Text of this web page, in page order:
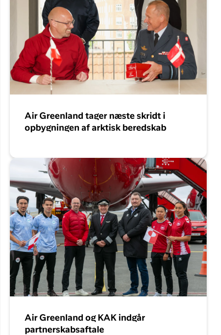
Air Greenland tager næste skridt i
opbygningen af arktisk beredskab
Air Greenland og KAK indgår
partnerskabsaftale